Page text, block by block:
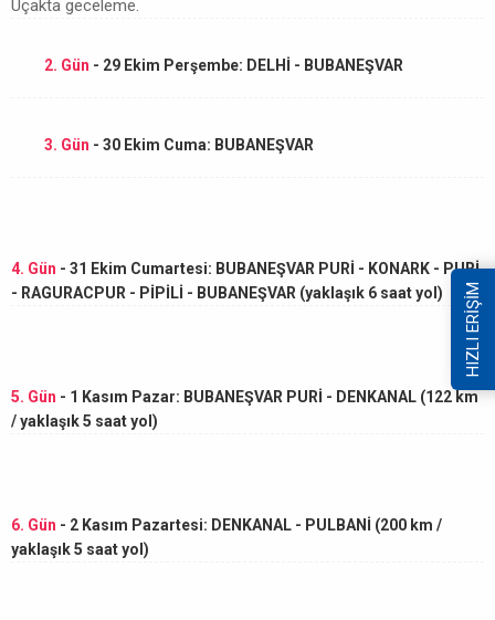
Uçakta geceleme.
2. Gün - 29 Ekim Perşembe: DELHİ - BUBANEŞVAR
3. Gün - 30 Ekim Cuma: BUBANEŞVAR
4. Gün - 31 Ekim Cumartesi: BUBANEŞVAR PURİ - KONARK - PURİ
- RAGURACPUR - PİPİLİ - BUBANEŞVAR (yaklaşık 6 saat yol)
5. Gün - 1 Kasım Pazar: BUBANEŞVAR PURİ - DENKANAL (122 km
/ yaklaşık 5 saat yol)
6. Gün - 2 Kasım Pazartesi: DENKANAL - PULBANİ (200 km /
yaklaşık 5 saat yol)
HIZLI ERİŞİM